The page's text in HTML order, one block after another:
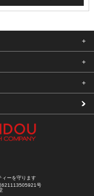
ィーを守ります
621113505921号